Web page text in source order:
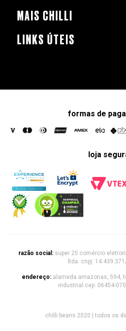
MAIS CHILLI
LINKS ÚTEIS
formas de
loja
razão social: super 25 comércio
ltda. cnpj:
endereço: alameda amazonas, 594,
industrial cep: 06454-
chilli beans 2020 | todos os